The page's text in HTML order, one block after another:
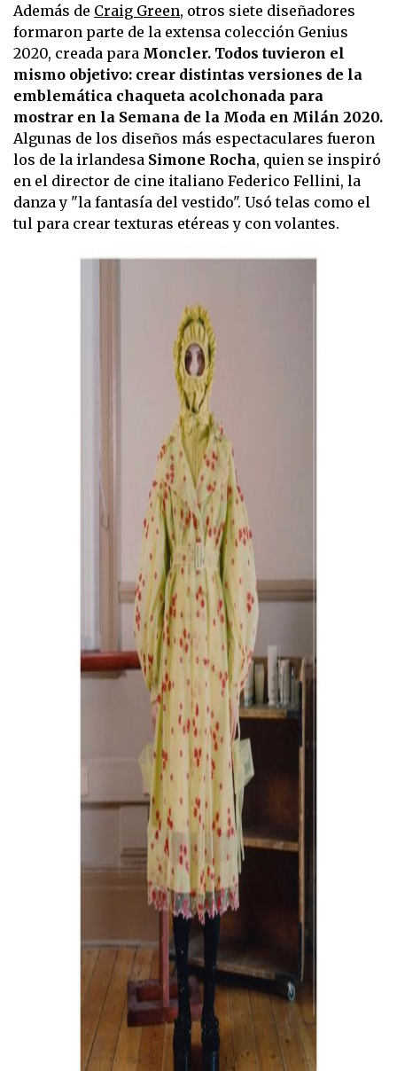
Además de Craig Green, otros siete diseñadores
formaron parte de la extensa colección Genius
2020, creada para Moncler. Todos tuvieron el
mismo objetivo: crear distintas versiones de la
emblemática chaqueta acolchonada para
mostrar en la Semana de la Moda en Milán 2020.
Algunas de los diseños más espectaculares fueron
los de la irlandesa Simone Rocha, quien se inspiró
en el director de cine italiano Federico Fellini, la
danza y "la fantasía del vestido". Usó telas como el
tul para crear texturas etéreas y con volantes.